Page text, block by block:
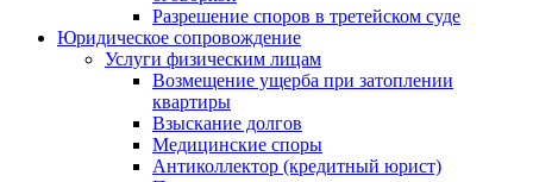
Разрешение споров в третейском суде
Юридическое сопровождение
Услуги физическим лицам
Возмещение ущерба при затоплении
квартиры
Взыскание долгов
Медицинские споры
Антиколлектор (кредитный юрист)